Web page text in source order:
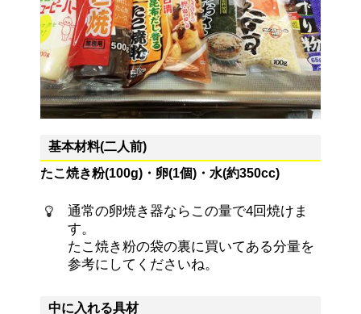
基本材料(二人前)
たこ焼き粉(100g)・卵(1個)・水(約350cc)
通常の卵焼き器ならこの量で4回焼けま
す。
たこ焼き粉の袋の裏に買いてある分量を
参考にしてくださいね。
中に入れる具材